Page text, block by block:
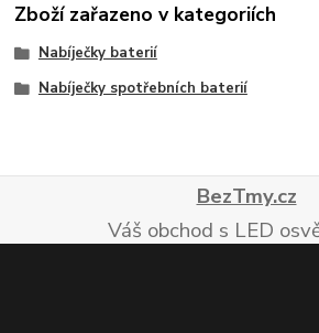
Zboží zařazeno v kategoriích
Nabíječky baterií
Nabíječky spotřebních baterií
BezTmy.cz
Váš obchod s LED